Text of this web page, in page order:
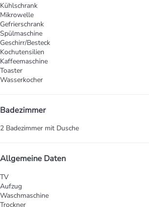
Kühlschrank
Mikrowelle
Gefrierschrank
Spülmaschine
Geschirr/Besteck
Kochutensilien
Kaffeemaschine
Toaster
Wasserkocher
Badezimmer
2 Badezimmer mit Dusche
Allgemeine Daten
TV
Aufzug
Waschmaschine
Trockner